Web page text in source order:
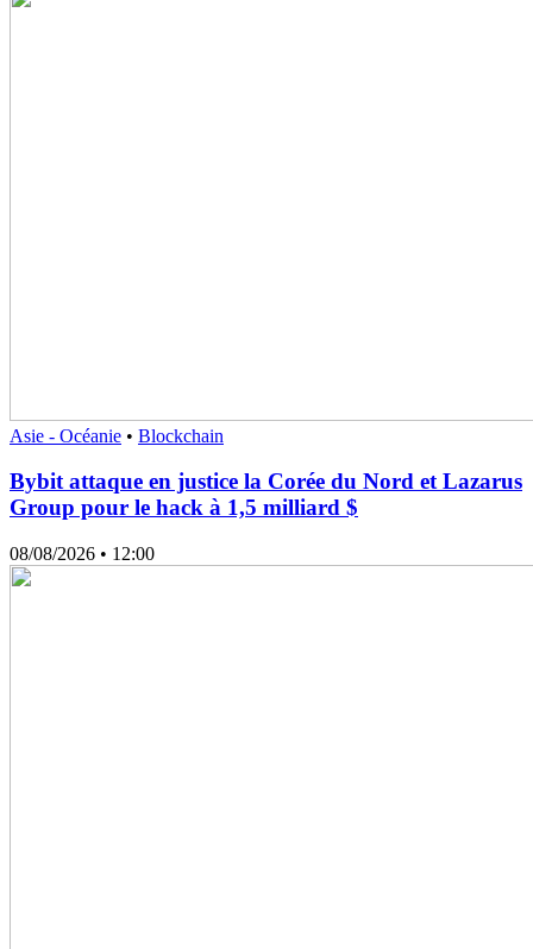
Asie - Océanie • Blockchain
Bybit attaque en justice la Corée du Nord et Lazarus
Group pour le hack à 1,5 milliard $
08/08/2026 • 12:00